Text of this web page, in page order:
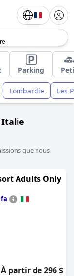
Parking
Lombardie Les
Italie
que nous
Adults Only
À partir de 296 $